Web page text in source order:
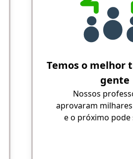
Temos o melhor
gente
Nossos
aprovaram
e o próximo pode